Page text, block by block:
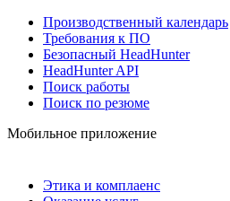
Производственный календарь
Требования к ПО
Безопасный HeadHunter
HeadHunter API
Поиск работы
Поиск по резюме
Мобильное приложение
Этика и комплаенс